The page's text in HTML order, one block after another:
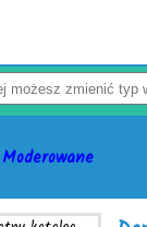
Moderowane